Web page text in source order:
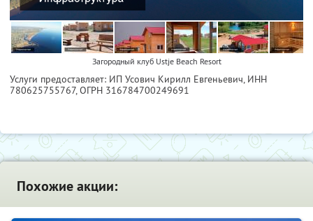
Загородный клуб Ustje Beach Resort
Услуги предоставляет: ИП Усович Кирилл Евгеньевич, ИНН
780625755767, ОГРН 316784700249691
Похожие акции: